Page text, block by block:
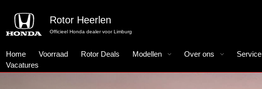
Rotor Heerlen
Officieel Honda dealer voor Limburg
Home Voorraad Rotor Deals Modellen Over ons Service
Vacatures